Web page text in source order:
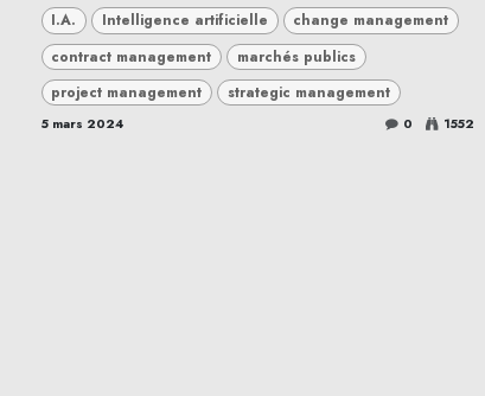
I.A. Intelligence artificielle
change management
contract management
marchés publics
project management
strategic management
5 mars 2024 0 1552